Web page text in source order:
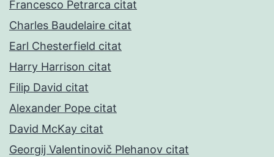
Francesco Petrarca citat
Charles Baudelaire citat
Earl Chesterfield citat
Harry Harrison citat
Filip David citat
Alexander Pope citat
David McKay citat
Georgij Valentinovič Plehanov citat